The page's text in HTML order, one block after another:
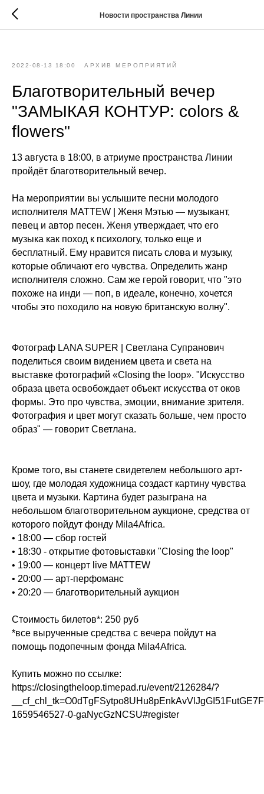
Новости пространства Линии
2022-08-13 18:00 АРХИВ МЕРОПРИЯТИЙ
Благотворительный вечер
"ЗАМЫКАЯ КОНТУР: colors &
flowers"
13 августа в 18:00, в атриуме пространства Линии
пройдёт благотворительный вечер.
На мероприятии вы услышите песни молодого
исполнителя MATTEW | Женя Мэтью — музыкант,
певец и автор песен. Женя утверждает, что его
музыка как поход к психологу, только еще и
бесплатный. Ему нравится писать слова и музыку,
которые обличают его чувства. Определить жанр
исполнителя сложно. Сам же герой говорит, что "это
похоже на инди — поп, в идеале, конечно, хочется
чтобы это походило на новую британскую волну".
Фотограф LANA SUPER | Светлана Супранович
поделиться своим видением цвета и света на
выставке фотографий «Closing the loop». "Искусство
образа цвета освобождает объект искусства от оков
формы. Это про чувства, эмоции, внимание зрителя.
Фотография и цвет могут сказать больше, чем просто
образ" — говорит Светлана.
Кроме того, вы станете свидетелем небольшого арт-
шоу, где молодая художница создаст картину чувства
цвета и музыки. Картина будет разыграна на
небольшом благотворительном аукционе, средства от
которого пойдут фонду Mila4Africa.
• 18:00 — сбор гостей
• 18:30 - открытие фотовыставки "Closing the loop"
• 19:00 — концерт live MATTEW
• 20:00 — арт-перфоманс
• 20:20 — благотворительный аукцион
Стоимость билетов*: 250 руб
*все вырученные средства с вечера пойдут на
помощь подопечным фонда Mila4Africa.
Купить можно по ссылке:
https://closingtheloop.timepad.ru/event/2126284/?
1659546527-0-gaNycGzNCSU#register